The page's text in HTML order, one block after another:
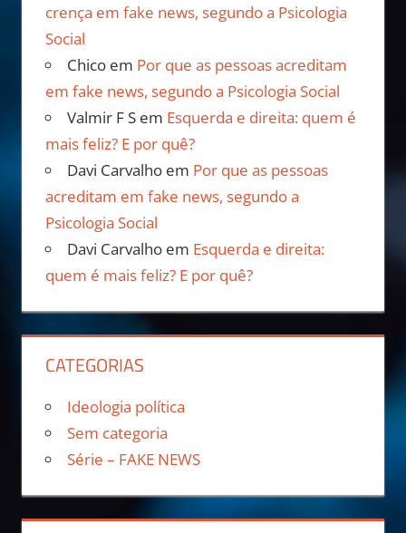
crença em fake news, segundo a Psicologia
Social
Chicoem Por que as pessoas acreditam
em fake news, segundo a Psicologia Social
Valmir F Sem Esquerda e direita: quem é
mais feliz? E por quê?
Davi Carvalhoem Por que as pessoas
acreditam em fake news, segundo a
Psicologia Social
Davi Carvalhoem Esquerda e direita:
quem é mais feliz? E por quê?
CATEGORIAS
Ideologia política
Sem categoria
Série – FAKE NEWS